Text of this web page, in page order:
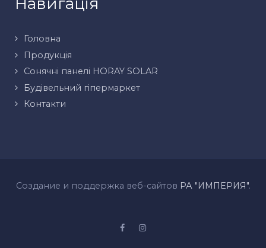
Головна
Продукція
Сонячні панелі HORAY SOLAR
Будівельний гіпермаркет
Контакти
Создание и поддержка веб-сайтов РА "ИМПЕРИЯ".